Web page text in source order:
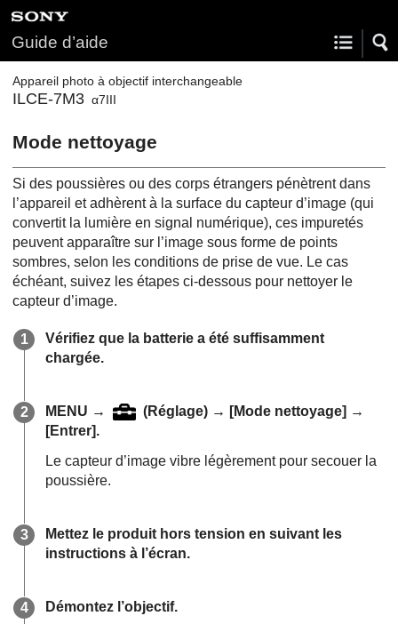
Guide d’aide
Appareil photo à objectif interchangeable
ILCE-7M3 α7III
Mode nettoyage
Si des poussières ou des corps étrangers pénètrent dans
l’appareil et adhèrent à la surface du capteur d’image (qui
convertit la lumière en signal numérique), ces impuretés
peuvent apparaître sur l’image sous forme de points
sombres, selon les conditions de prise de vue. Le cas
échéant, suivez les étapes ci-dessous pour nettoyer le
capteur d’image.
Vérifiez que la batterie a été suffisamment
chargée.
MENU → (Réglage) → [Mode nettoyage] →
[Entrer].
Le capteur d’image vibre légèrement pour secouer la
poussière.
Mettez le produit hors tension en suivant les
instructions à l’écran.
Démontez l’objectif.